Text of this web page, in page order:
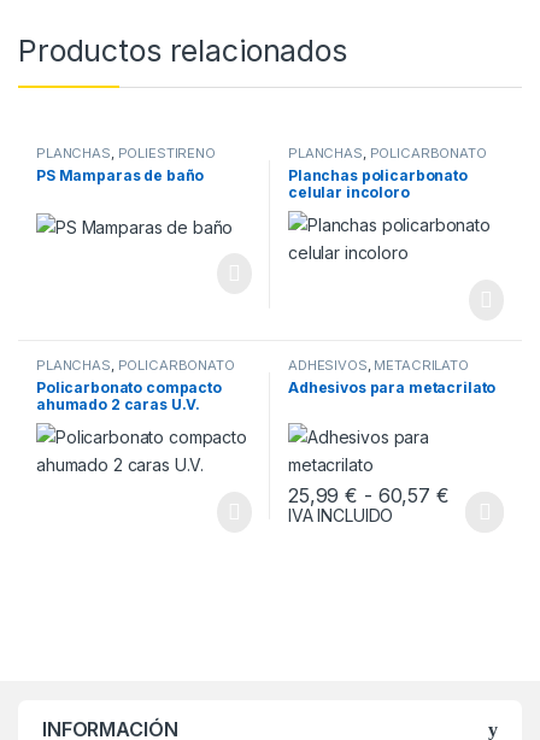
Productos relacionados
PLANCHAS, POLIESTIRENO
PS Mamparas de baño
PLANCHAS, POLICARBONATO
CELULAR
Planchas policarbonato
celular incoloro
PLANCHAS POLICARBONATO
COMPACTO
Policarbonato compacto
ahumado 2 caras U.V.
ADHESIVOS METACRILATO
Adhesivos para metacrilato
25,99€ - 60,57 €Rango
IVA INCLUIDO
Este producto tiene múltiples
INFORMACIÓN